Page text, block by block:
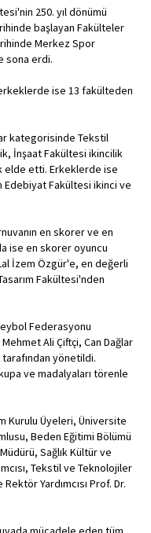
250. yıl dönümü
başlayan Fakülteler
Merkez Spor
sona erdi.
ise 13 fakülteden
kategorisinde Tekstil
İnşaat Fakültesi ikincilik
elde etti. Erkeklerde ise
Fakültesi ikinci ve
en skorer ve en
ise en skorer oyuncu
İzem Özgür'e, en değerli
Fakültesi'nden
Federasyonu
Ali Çiftçi, Can Dağlar
yönetildi.
ve madalyaları törenle
Kurulu Üyeleri, Üniversite
Beden Eğitimi Bölümü
Sağlık Kültür ve
Tekstil ve Teknolojiler
Yardımcısı Prof. Dr.